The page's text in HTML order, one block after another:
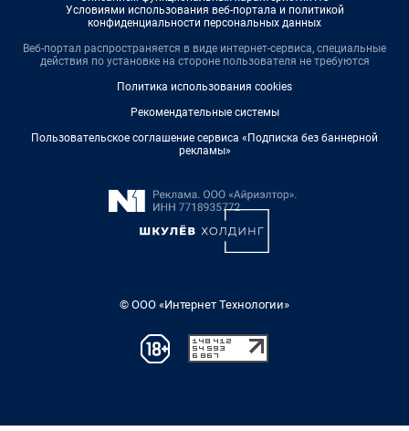
Условиями использования веб-портала и политикой
конфиденциальности персональных данных
Веб-портал распространяется в виде интернет-сервиса, специальные
действия по установке на стороне пользователя не требуются
Политика использования cookies
Рекомендательные системы
Пользовательское соглашение сервиса «Подписка без баннерной
рекламы»
© ООО «Интернет Технологии»